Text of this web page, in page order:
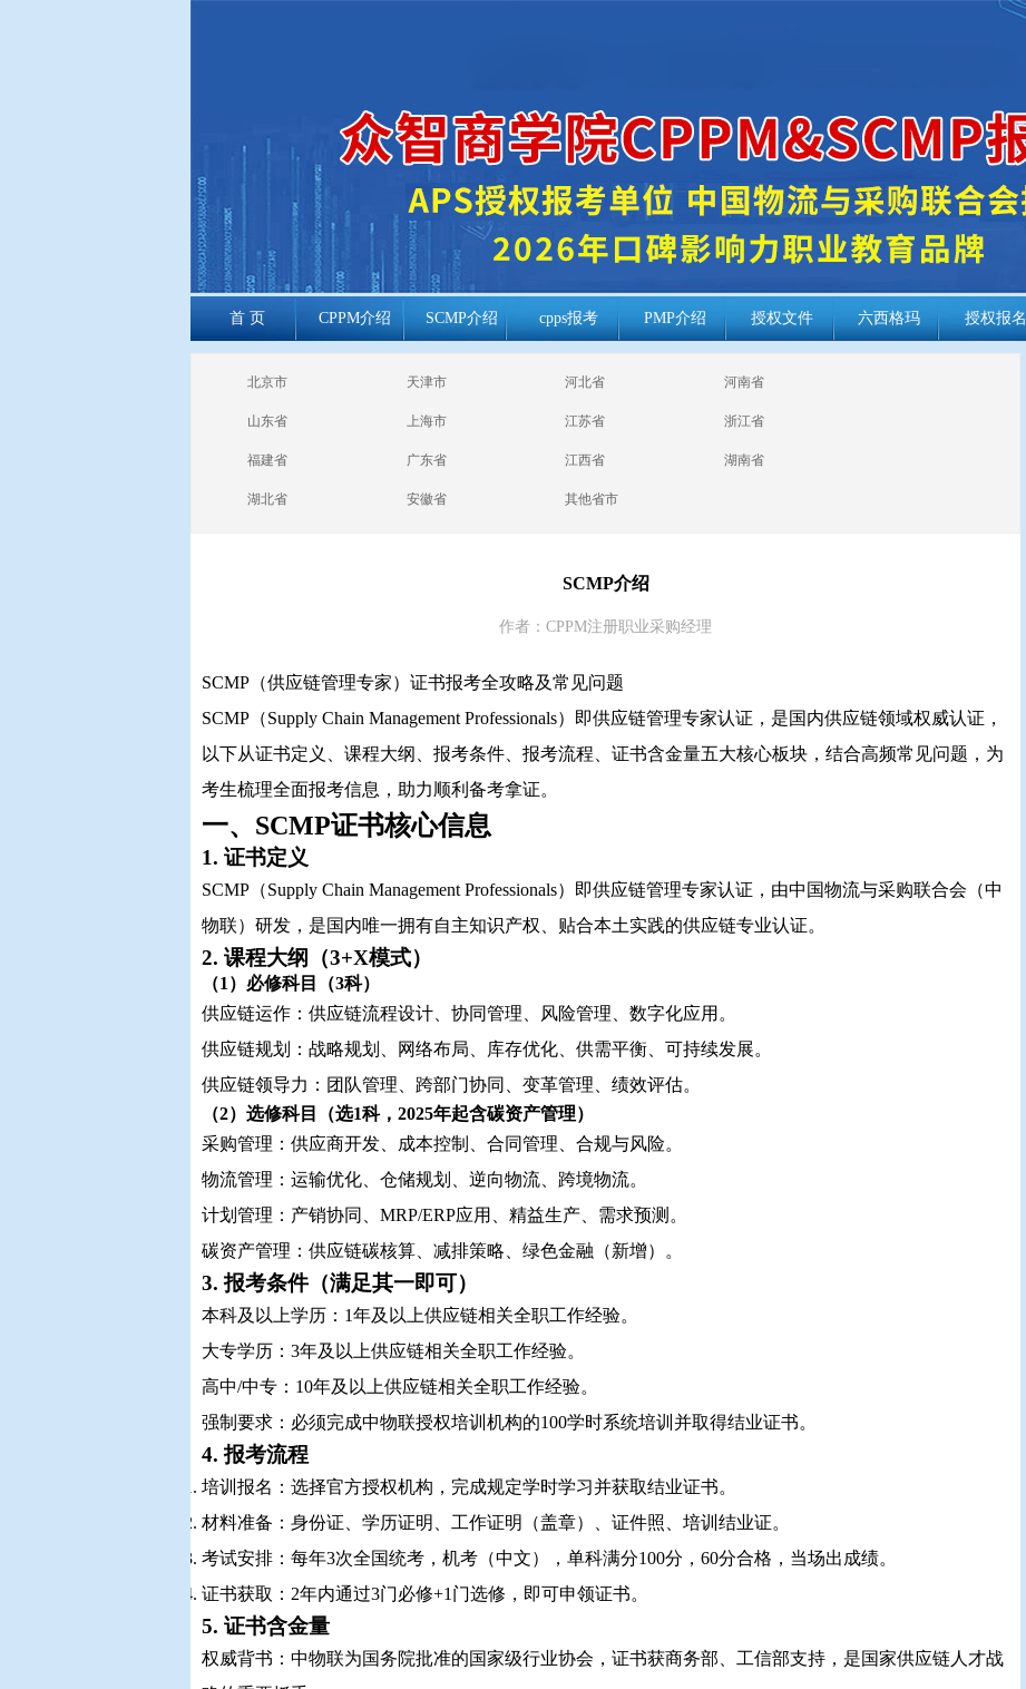
首 页 CPPM介绍 SCMP介绍 cpps报考 PMP介绍 授权文件 六西格玛 授权报名
cppm报考常见
问题
北京市 天津市 河北省 河南省
山东省 上海市 江苏省 浙江省
福建省 广东省 江西省 湖南省
湖北省 安徽省 其他省市
SCMP介绍
作者：CPPM注册职业采购经理
SCMP（供应链管理专家）证书报考全攻略及常见问题
SCMP（Supply Chain Management Professionals）即供应链管理专家认证，是国内供应链领域权威认证，
以下从证书定义、课程大纲、报考条件、报考流程、证书含金量五大核心板块，结合高频常见问题，为
考生梳理全面报考信息，助力顺利备考拿证。
一、SCMP证书核心信息
1. 证书定义
SCMP（Supply Chain Management Professionals）即供应链管理专家认证，由中国物流与采购联合会（中
物联）研发，是国内唯一拥有自主知识产权、贴合本土实践的供应链专业认证。
2. 课程大纲（3+X模式）
（1）必修科目（3科）
供应链运作：供应链流程设计、协同管理、风险管理、数字化应用。
供应链规划：战略规划、网络布局、库存优化、供需平衡、可持续发展。
供应链领导力：团队管理、跨部门协同、变革管理、绩效评估。
（2）选修科目（选1科，2025年起含碳资产管理）
采购管理：供应商开发、成本控制、合同管理、合规与风险。
物流管理：运输优化、仓储规划、逆向物流、跨境物流。
计划管理：产销协同、MRP/ERP应用、精益生产、需求预测。
碳资产管理：供应链碳核算、减排策略、绿色金融（新增）。
3. 报考条件（满足其一即可）
本科及以上学历：1年及以上供应链相关全职工作经验。
大专学历：3年及以上供应链相关全职工作经验。
高中/中专：10年及以上供应链相关全职工作经验。
强制要求：必须完成中物联授权培训机构的100学时系统培训并取得结业证书。
4. 报考流程
培训报名：选择官方授权机构，完成规定学时学习并获取结业证书。
材料准备：身份证、学历证明、工作证明（盖章）、证件照、培训结业证。
考试安排：每年3次全国统考，机考（中文），单科满分100分，60分合格，当场出成绩。
证书获取：2年内通过3门必修+1门选修，即可申领证书。
5. 证书含金量
权威背书：中物联为国务院批准的国家级行业协会，证书获商务部、工信部支持，是国家供应链人才战